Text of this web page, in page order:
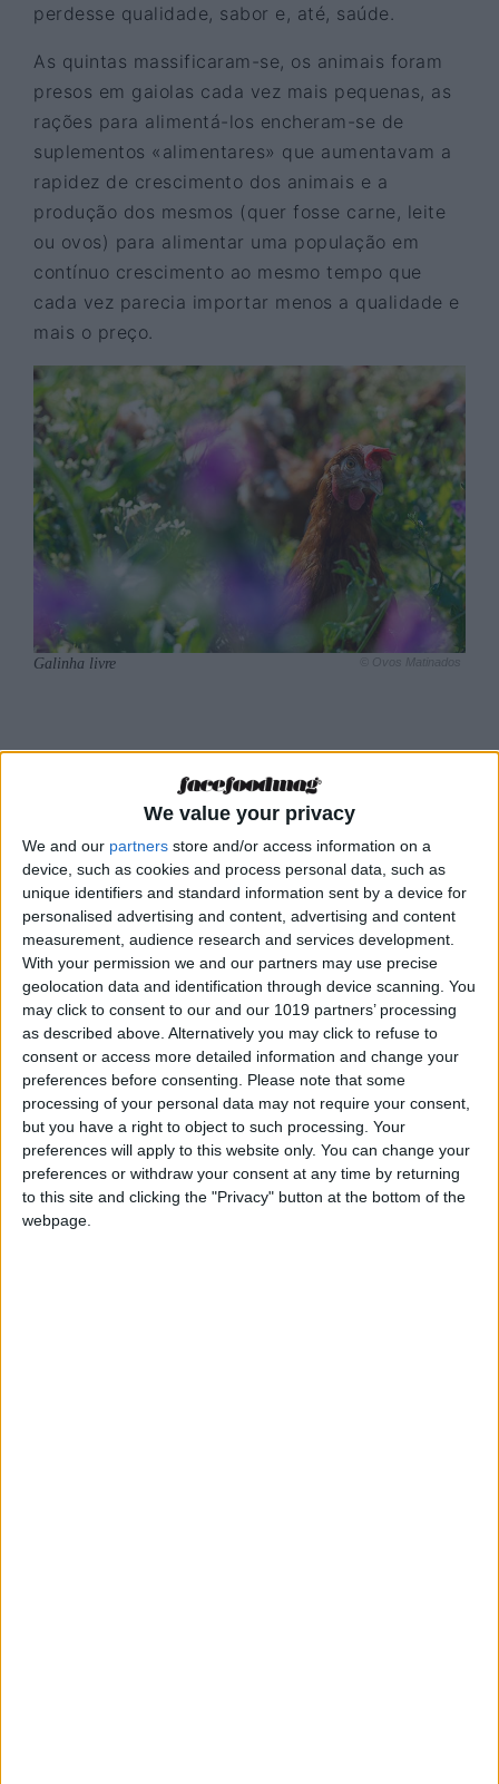
We value your privacy
We and our partners store and/or access information on a
device, such as cookies and process personal data, such as
unique identifiers and standard information sent by a device for
personalised advertising and content, advertising and content
measurement, audience research and services development.
With your permission we and our partners may use precise
geolocation data and identification through device scanning. You
may click to consent to our and our 1019 partners’ processing
as described above. Alternatively you may click to refuse to
consent or access more detailed information and change your
preferences before consenting.
Please note that some
processing of your personal data may not require your consent,
but you have a right to object to such processing. Your
preferences will apply to this website only. You can change your
preferences or withdraw your consent at any time by returning
to this site and clicking the "Privacy" button at the bottom of the
webpage.
perdesse qualidade, sabor e, até, saúde.
As quintas massificaram-se, os animais foram
presos em gaiolas cada vez mais pequenas, as
rações para alimentá-los encheram-se de
suplementos «alimentares» que aumentavam a
rapidez de crescimento dos animais e a
produção dos mesmos (quer fosse carne, leite
ou ovos) para alimentar uma população em
contínuo crescimento ao mesmo tempo que
cada vez parecia importar menos a qualidade e
mais o preço.
Galinha livre © Ovos Matinados
Crescer a fazer bem as
Felizmente nem tudo está perdido já que há
produtores e criadores de gado que
continuaram a fazer as coisas de uma maneira
diferente. É o caso daCAC, uma empresa que
começou, uma empresa que começou em
meados dos anos oitenta como uma
cooperativa que aglutinava treze produtores
centro e do norte do país e que hoje em dia, já
transformada em sociedade anónima,se
converteu na maior produtora de ovos de
Portugal , com mais de dois milhões de galinhas
poedeiras distribuídas em vinte e cinco quintas,
e tudo isso baseando a sua principal linha de